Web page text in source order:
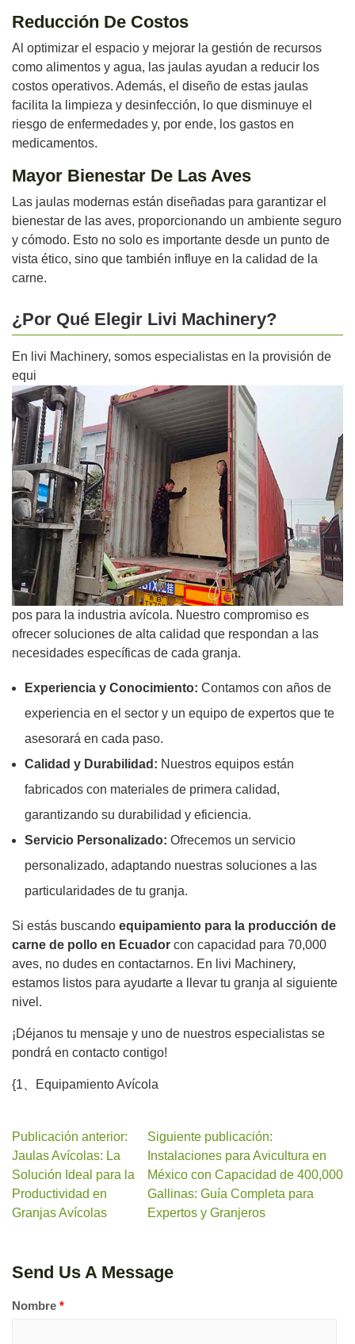
Reducción De Costos
Al optimizar el espacio y mejorar la gestión de recursos
como alimentos y agua, las jaulas ayudan a reducir los
costos operativos. Además, el diseño de estas jaulas
facilita la limpieza y desinfección, lo que disminuye el
riesgo de enfermedades y, por ende, los gastos en
medicamentos.
Mayor Bienestar De Las Aves
Las jaulas modernas están diseñadas para garantizar el
bienestar de las aves, proporcionando un ambiente seguro
y cómodo. Esto no solo es importante desde un punto de
vista ético, sino que también influye en la calidad de la
carne.
¿Por Qué Elegir Livi Machinery?
En livi Machinery, somos especialistas en la provisión de
equi
pos para la industria avícola. Nuestro compromiso es
ofrecer soluciones de alta calidad que respondan a las
necesidades específicas de cada granja.
Experiencia y Conocimiento: Contamos con años de
experiencia en el sector y un equipo de expertos que te
asesorará en cada paso.
Calidad y Durabilidad: Nuestros equipos están
fabricados con materiales de primera calidad,
garantizando su durabilidad y eficiencia.
Servicio Personalizado: Ofrecemos un servicio
personalizado, adaptando nuestras soluciones a las
particularidades de tu granja.
Si estás buscando equipamiento para la producción de
carne de pollo en Ecuador con capacidad para 70,000
aves, no dudes en contactarnos. En livi Machinery,
estamos listos para ayudarte a llevar tu granja al siguiente
nivel.
¡Déjanos tu mensaje y uno de nuestros especialistas se
pondrá en contacto contigo!
{1、Equipamiento Avícola
Publicación anterior:
Jaulas Avícolas: La
Solución Ideal para la
Productividad en
Granjas Avícolas
Siguiente publicación:
Instalaciones para Avicultura en
México con Capacidad de 400,000
Gallinas: Guía Completa para
Expertos y Granjeros
Send Us A Message
Nombre *